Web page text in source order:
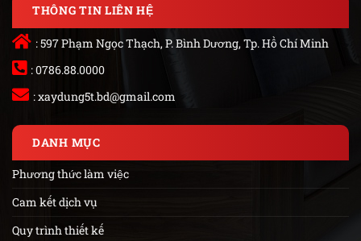
THÔNG TIN LIÊN HỆ
: 597 Phạm Ngọc Thạch, P. Bình Dương, Tp. Hồ Chí Minh
: 0786.88.0000
:xaydung5t.bd@gmail.com
DANH MỤC
Phương thức làm việc
Cam kết dịch vụ
Quy trình thiết kế